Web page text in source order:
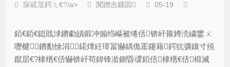
琛屼笟鍔ㄦ€?/a> 闃蹭吉鏍囩 05-19
銆€銆€鎴戝浗鐨勮皟鍛冲搧绉嶇被绻佸锛屽箍娉涜繍鐢ㄨ
嚦楗鐨勫悇涓鍩燂紝璋冨懗鍝佹寚鑳藉鍔犺彍鑲寸殑
鑹层€?棣欍€佸懗锛屽苟鍏锋湁鍘昏叆銆佸棣欍€佸椴滅